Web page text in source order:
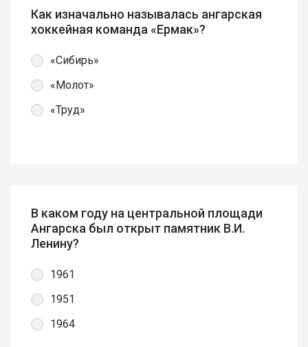
Как изначально называлась ангарская
хоккейная команда «Ермак»?
«Сибирь»
«Молот»
«Труд»
В каком году на центральной площади
Ангарска был открыт памятник В.И.
Ленину?
1961
1951
1964